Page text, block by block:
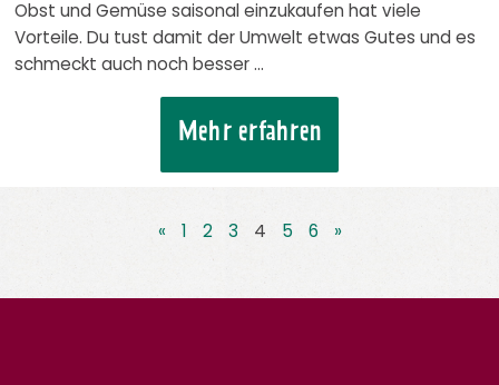
Obst und Gemüse saisonal einzukaufen hat viele
Vorteile. Du tust damit der Umwelt etwas Gutes und es
schmeckt auch noch besser …
Mehr erfahren
« 1 2 3 4 5 6 »